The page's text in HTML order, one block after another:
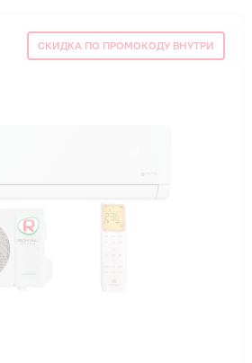
СКИДКА ПО ПРОМОКОДУ ВНУТРИ